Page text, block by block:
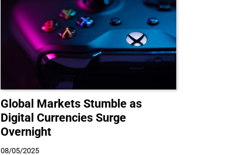
Global Markets Stumble as
Digital Currencies Surge
Overnight
08/05/2025